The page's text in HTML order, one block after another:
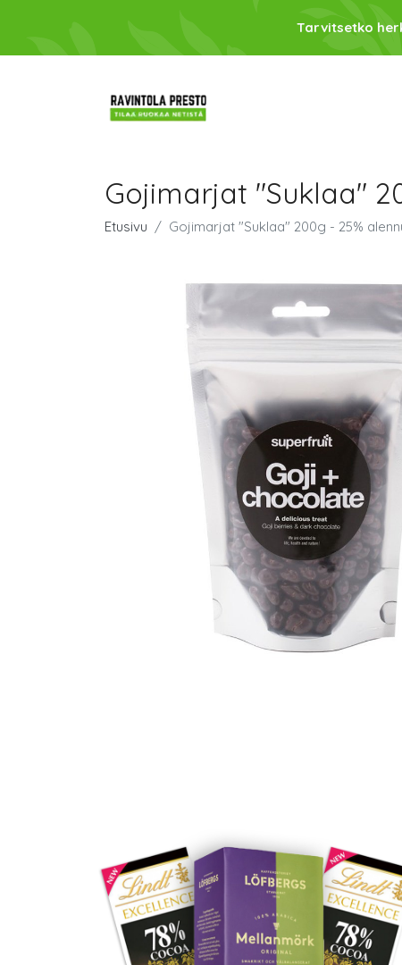
Tarvitsetko
Gojimarjat "Suklaa"
Etusivu Gojimarjat "Suklaa" 200g - 25%